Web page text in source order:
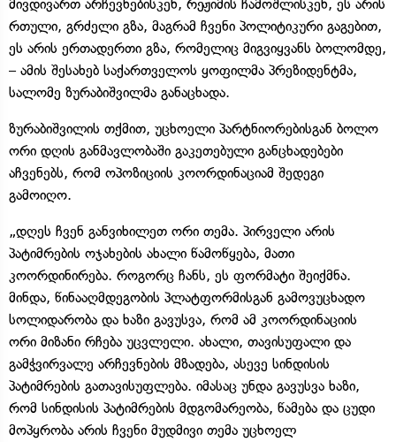
მივდივართ არჩევნებისკენ, რეჟიმის ჩამოშლისკენ, ეს არის
რთული, გრძელი გზა, მაგრამ ჩვენი პოლიტიკური გაგებით,
ეს არის ერთადერთი გზა, რომელიც მიგვიყვანს ბოლომდე,
– ამის შესახებ საქართველოს ყოფილმა პრეზიდენტმა,
სალომე ზურაბიშვილმა განაცხადა.
ზურაბიშვილის თქმით, უცხოელი პარტნიორებისგან ბოლო
ორი დღის განმავლობაში გაკეთებული განცხადებები
აჩვენებს, რომ ოპოზიციის კოორდინაციამ შედეგი
გამოიღო.
„დღეს ჩვენ განვიხილეთ ორი თემა. პირველი არის
პატიმრების ოჯახების ახალი წამოწყება, მათი
კოორდინირება. როგორც ჩანს, ეს ფორმატი შეიქმნა.
მინდა, წინააღმდეგობის პლატფორმისგან გამოვუცხადო
სოლიდარობა და ხაზი გავუსვა, რომ ამ კოორდინაციის
ორი მიზანი რჩება უცვლელი. ახალი, თავისუფალი და
გამჭვირვალე არჩევნების მზადება, ასევე სინდისის
პატიმრების გათავისუფლება. იმასაც უნდა გავუსვა ხაზი,
რომ სინდისის პატიმრების მდგომარეობა, წამება და ცუდი
მოპყრობა არის ჩვენი მუდმივი თემა უცხოელ